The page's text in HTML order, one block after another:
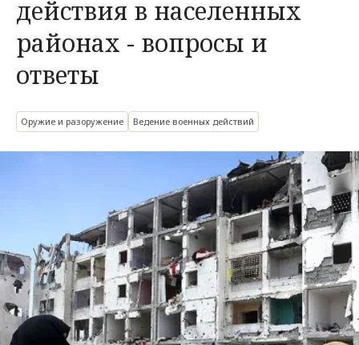
действия в населенных
районах - вопросы и
ответы
Оружие и разоружение Ведение военных действий